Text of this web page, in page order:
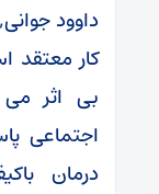
داوود
بی اثر
اجتماعی
درمان